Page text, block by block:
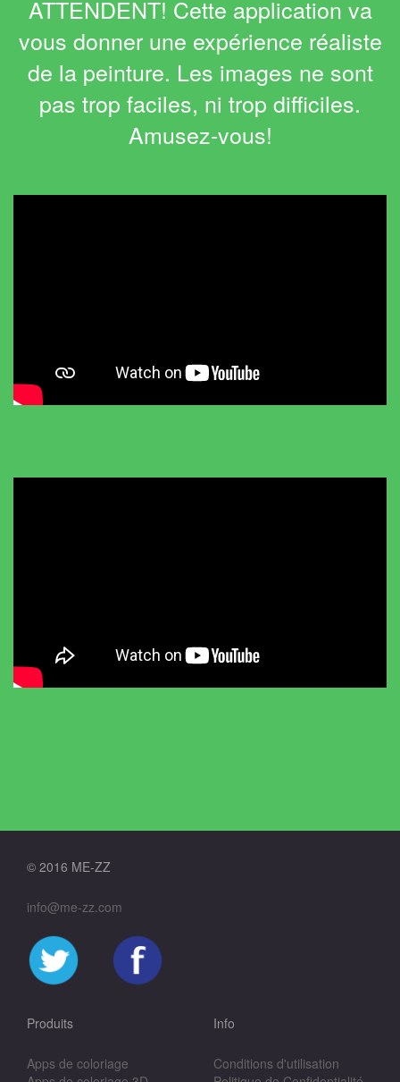
ATTENDENT! Cette application va
vous donner une expérience réaliste
de la peinture. Les images ne sont
pas trop faciles, ni trop difficiles.
Amusez-vous!
© 2016 ME-ZZ
info@me-zz.com
Produits
Apps de coloriage
Info
Conditions d'utilisation